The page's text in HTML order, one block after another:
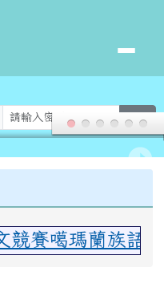
登入
競賽噶瑪蘭族語